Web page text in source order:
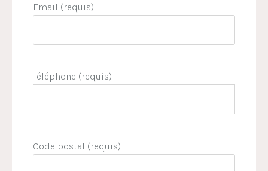
Email (requis)
Téléphone (requis)
Code postal (requis)